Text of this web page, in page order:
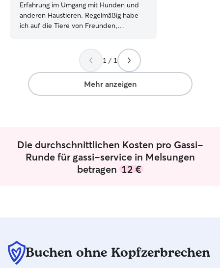
Erfahrung im Umgang mit Hunden und
anderen Haustieren. Regelmäßig habe
ich auf die Tiere von Freunden,
gespielt und Spaziergänge
unternommen. Das Wohl der Tiere steht
für mich immer an erster Stelle. Als
Student bin ich zeitlich sehr flexibel.
Neben meinen Vorlesungen und meinen
trainiere und im Verein Fußball spiele,
sind ausgiebige, sportliche Spaziergänge
und viel Bewegung für deinen Hund bei
mir garantiert! Unter der Woche passe
machen mir auch lange, powergeladene
Runden an der frischen Luft richtig Spaß
ideal für Hunde mit viel Energie! Ich
1 / 1
Mehr anzeigen
Die durchschnittlichen Kosten pro Gassi-
Runde für gassi-service in Melsungen
betragen 12 €
Buchen ohne Kopfzerbrechen